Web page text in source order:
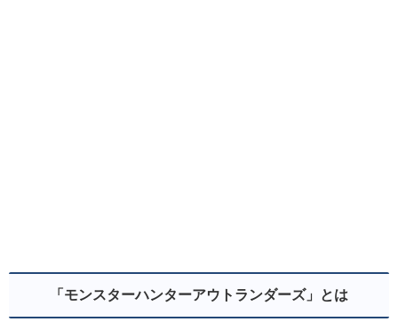
「モンスターハンターアウトランダーズ」とは